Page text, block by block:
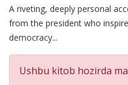
Product
Summery
A riveting, deeply personal
from the president who
democracy...
Ushbu kitob hozirda